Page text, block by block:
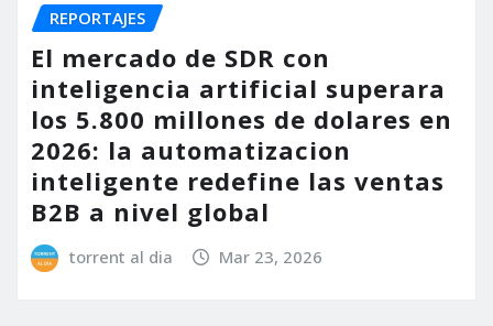
REPORTAJES
El mercado de SDR con
inteligencia artificial superara
los 5.800 millones de dolares en
2026: la automatizacion
inteligente redefine las ventas
B2B a nivel global
torrent al dia Mar 23, 2026